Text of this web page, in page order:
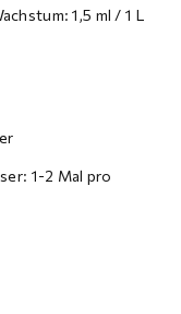
1,5 ml / 1 L
1-2 Mal pro